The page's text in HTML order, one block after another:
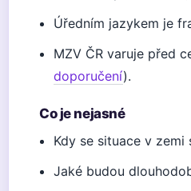
Úředním jazykem je
MZV ČR varuje před
doporučení).
Co je nejasné
Kdy se situace v zemi
Jaké budou